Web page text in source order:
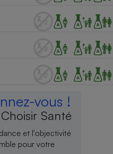
vous !
Santé
et l'objectivité
pour votre